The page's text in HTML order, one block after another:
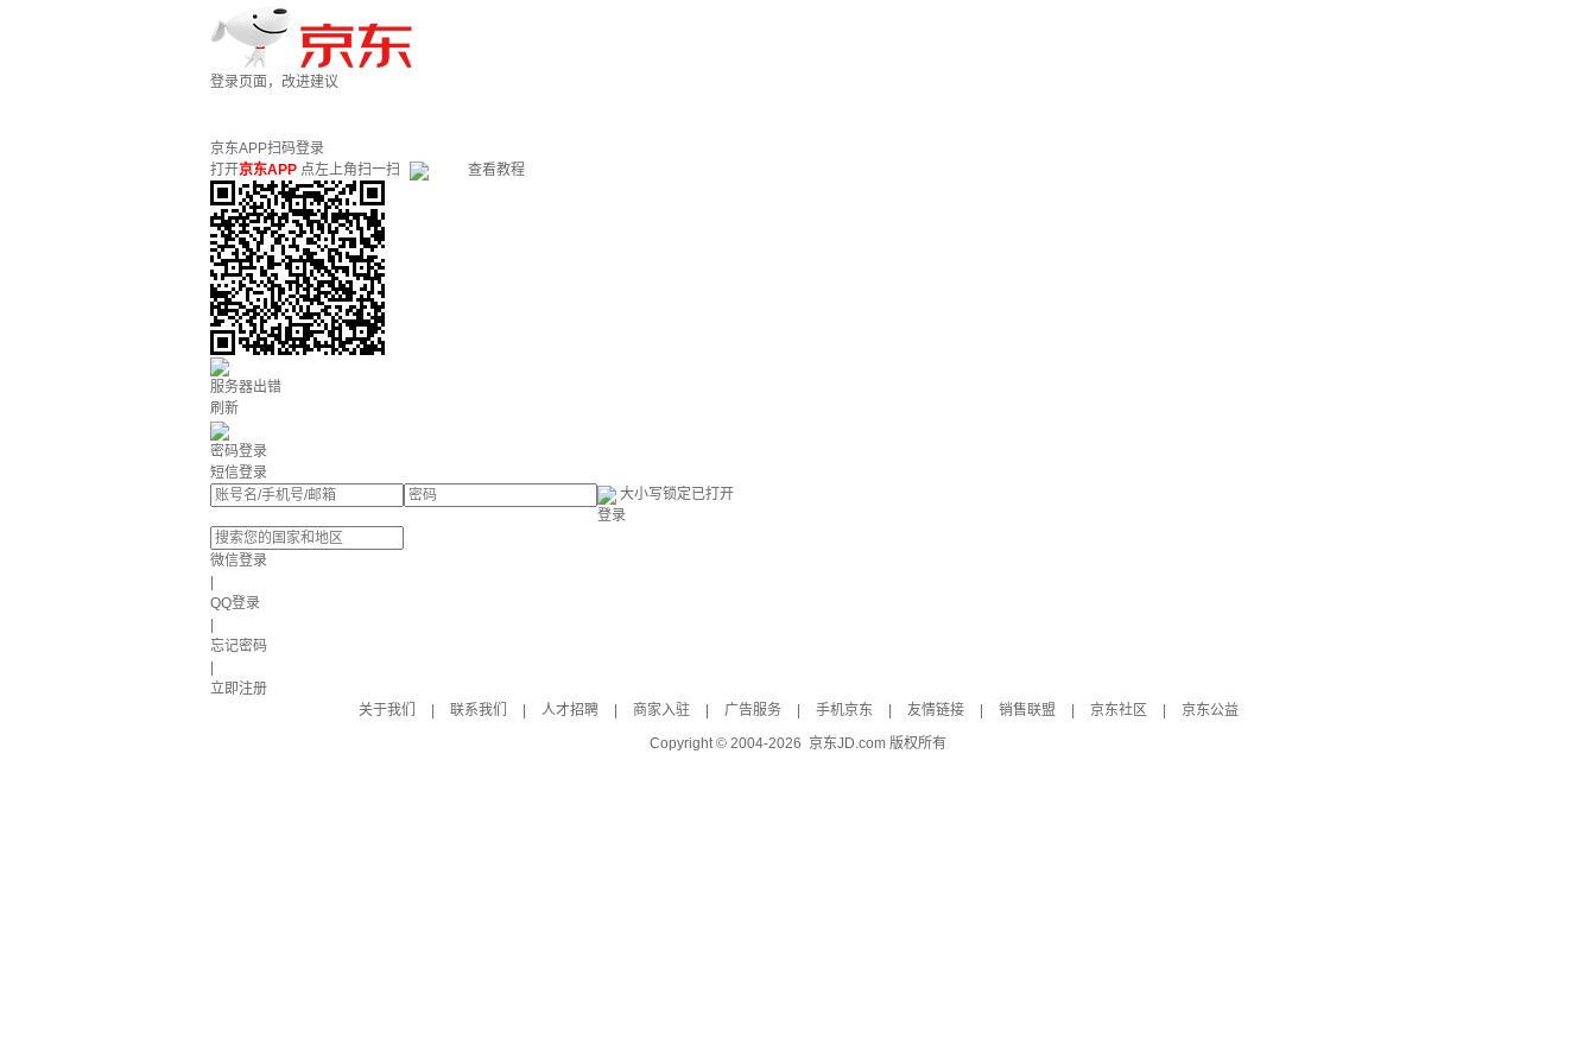
登录页面，改进建议
京东APP扫码登录
打开京东APP 点左上角扫一扫 查看教程
服务器出错
刷新
密码登录
短信登录
大小写锁定已打开
登录
微信登录
QQ登录
忘记密码
立即注册
关于我们
联系我们 人才招聘 商家入驻 广告服务 手机京东 友情链接 销售联盟 京东社区
京东公益
Copyright © 2004-2026 京东JD.com 版权所有